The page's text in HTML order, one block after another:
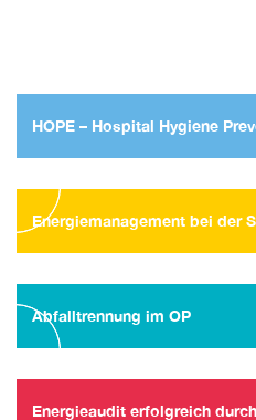
HOPE – Hospital Hygiene
Energiemanagement bei der
Abfalltrennung im OP
Energieaudit erfolgreich